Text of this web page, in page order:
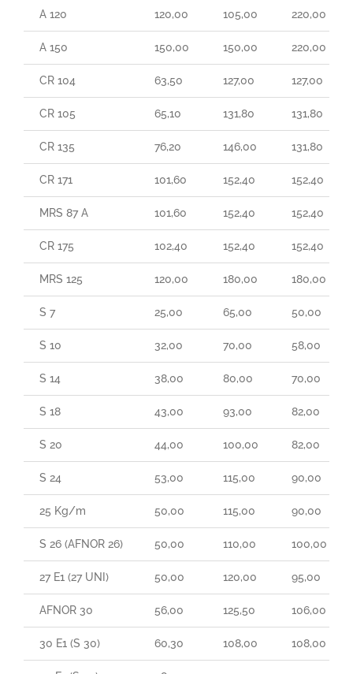
A 120 120,00 105,00 220,00
A 150 150,00 150,00 220,00
CR 104 63,50 127,00 127,00
CR 105 65,10 131,80 131,80
CR 135 76,20 146,00 131,80
CR 171 101,60 152,40 152,40
MRS 87 A 101,60 152,40 152,40
CR 175 102,40 152,40 152,40
MRS 125 120,00 180,00 180,00
S 7 25,00 65,00 50,00
S 10 32,00 70,00 58,00
S 14 38,00 80,00 70,00
S 18 43,00 93,00 82,00
S 20 44,00 100,00 82,00
S 24 53,00 115,00 90,00
25 Kg/m 50,00 115,00 90,00
S 26 (AFNOR 26) 50,00 110,00 100,00
27 E1 (27 UNI) 50,00 120,00 95,00
AFNOR 30 56,00 125,50 106,00
30 E1 (S 30) 60,30 108,00 108,00